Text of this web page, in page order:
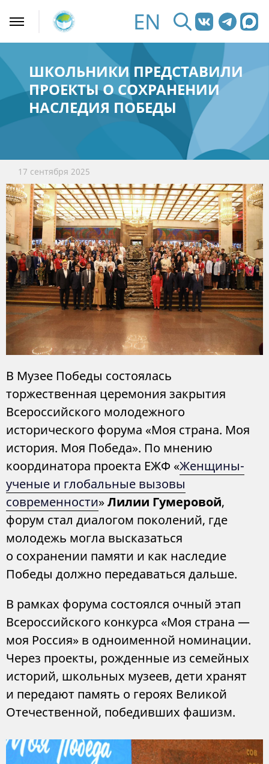
EN
ШКОЛЬНИКИ ПРЕДСТАВИЛИ
ПРОЕКТЫ О СОХРАНЕНИИ
НАСЛЕДИЯ ПОБЕДЫ
17 сентября 2025
В Музее Победы состоялась
торжественная церемония закрытия
Всероссийского молодежного
исторического форума «Моя страна. Моя
история. Моя Победа». По мнению
координатора проекта ЕЖФ «Женщины-
ученые и глобальные вызовы
современности»Лилии Гумеровой,
форум стал диалогом поколений, где
молодежь могла высказаться
о сохранении памяти и как наследие
Победы должно передаваться дальше.
В рамках форума состоялся очный этап
Всероссийского конкурса «Моя страна —
моя Россия» в одноименной номинации.
Через проекты, рожденные из семейных
историй, школьных музеев, дети хранят
и передают память о героях Великой
Отечественной, победивших фашизм.